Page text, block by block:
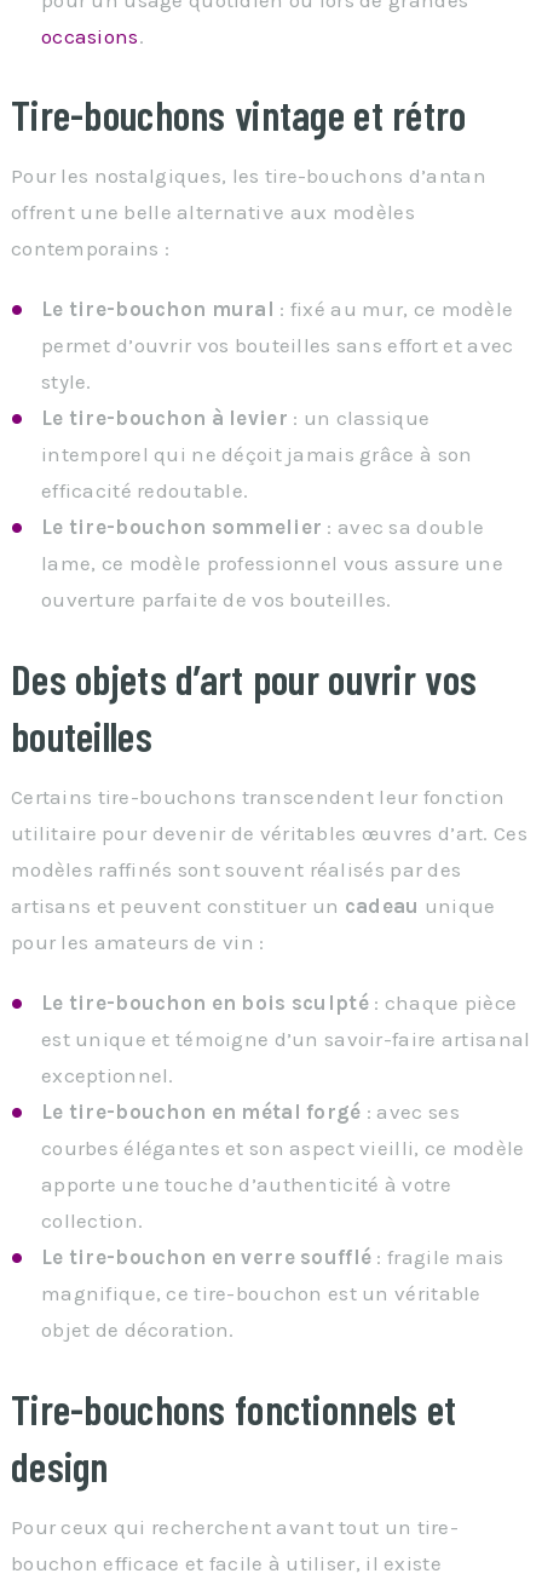
occasions.
Tire-bouchons vintage et rétro
Pour les nostalgiques, les tire-bouchons d’antan
offrent une belle alternative aux modèles
contemporains :
Le tire-bouchon mural : fixé au mur, ce modèle
permet d’ouvrir vos bouteilles sans effort et avec
style.
Le tire-bouchon à levier : un classique
intemporel qui ne déçoit jamais grâce à son
efficacité redoutable.
Le tire-bouchon sommelier : avec sa double
lame, ce modèle professionnel vous assure une
ouverture parfaite de vos bouteilles.
Des objets d’art pour ouvrir vos
bouteilles
Certains tire-bouchons transcendent leur fonction
utilitaire pour devenir de véritables œuvres d’art. Ces
modèles raffinés sont souvent réalisés par des
artisans et peuvent constituer un cadeau unique
pour les amateurs de vin :
Le tire-bouchon en bois sculpté: chaque pièce
est unique et témoigne d’un savoir-faire artisanal
exceptionnel.
Le tire-bouchon en métal forgé : avec ses
courbes élégantes et son aspect vieilli, ce modèle
apporte une touche d’authenticité à votre
collection.
Le tire-bouchon en verre soufflé : fragile mais
magnifique, ce tire-bouchon est un véritable
objet de décoration.
Tire-bouchons fonctionnels et
design
Pour ceux qui recherchent avant tout un tire-
bouchon efficace et facile à utiliser, il existe